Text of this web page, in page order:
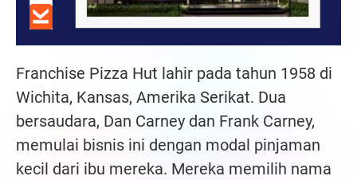
Franchise Pizza Hut lahir pada tahun 1958 di
Wichita, Kansas, Amerika Serikat. Dua
bersaudara, Dan Carney dan Frank Carney,
memulai bisnis ini dengan modal pinjaman
kecil dari ibu mereka. Mereka memilih nama